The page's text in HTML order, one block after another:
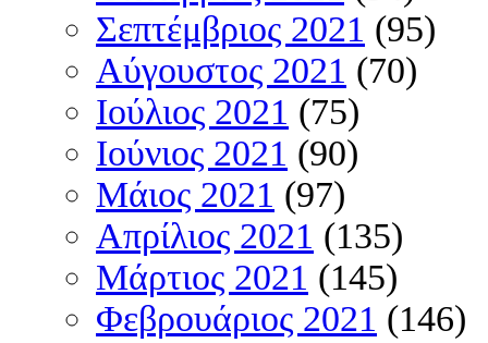
Σεπτέμβριος 2021 (95)
Αύγουστος 2021 (70)
Ιούλιος 2021 (75)
Ιούνιος 2021 (90)
Μάιος 2021 (97)
Απρίλιος 2021 (135)
Μάρτιος 2021 (145)
Φεβρουάριος 2021 (146)